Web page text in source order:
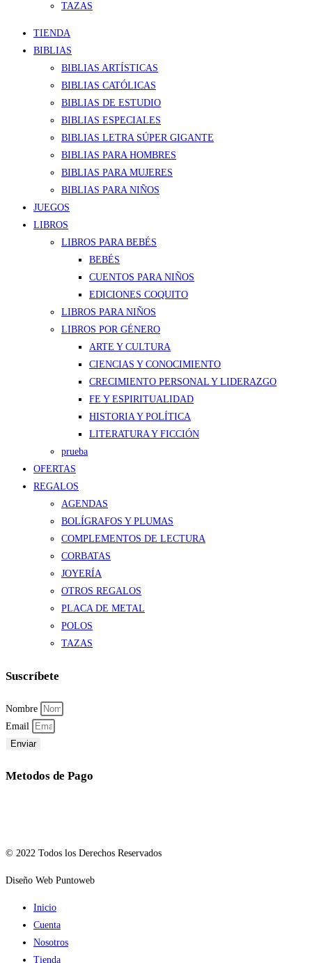
TAZAS
TIENDA
BIBLIAS
BIBLIAS ARTÍSTICAS
BIBLIAS CATÓLICAS
BIBLIAS DE ESTUDIO
BIBLIAS ESPECIALES
BIBLIAS LETRA SÚPER GIGANTE
BIBLIAS PARA HOMBRES
BIBLIAS PARA MUJERES
BIBLIAS PARA NIÑOS
JUEGOS
LIBROS
LIBROS PARA BEBÉS
BEBÉS
CUENTOS PARA NIÑOS
EDICIONES COQUITO
LIBROS PARA NIÑOS
LIBROS POR GÉNERO
ARTE Y CULTURA
CIENCIAS Y CONOCIMIENTO
CRECIMIENTO PERSONAL Y LIDERAZGO
FE Y ESPIRITUALIDAD
HISTORIA Y POLÍTICA
LITERATURA Y FICCIÓN
prueba
OFERTAS
REGALOS
AGENDAS
BOLÍGRAFOS Y PLUMAS
COMPLEMENTOS DE LECTURA
CORBATAS
JOYERÍA
OTROS REGALOS
PLACA DE METAL
POLOS
TAZAS
Suscríbete
Nombre
Email
Enviar
Metodos de Pago
© 2022 Todos los Derechos Reservados
Diseño Web Puntoweb
Inicio
Cuenta
Nosotros
Tienda